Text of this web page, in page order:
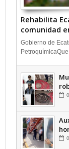
Rehabilita
comunidad
INFORMA
Gobierno de